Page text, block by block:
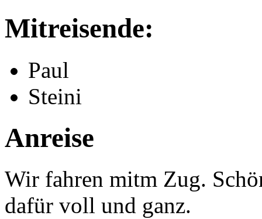
Mitreisende:
Paul
Steini
Anreise
Wir fahren mitm Zug.
dafür voll und ganz.